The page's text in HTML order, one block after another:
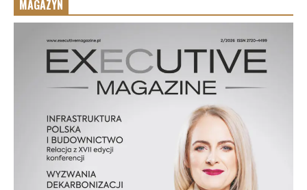
MAGAZYN